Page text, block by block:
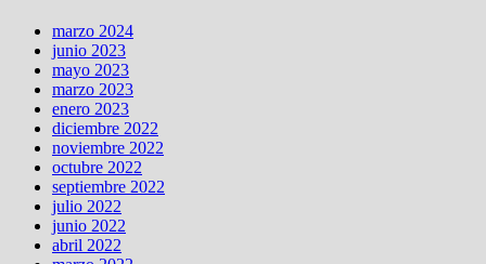
marzo 2024
junio 2023
mayo 2023
marzo 2023
enero 2023
diciembre 2022
noviembre 2022
octubre 2022
septiembre 2022
julio 2022
junio 2022
abril 2022